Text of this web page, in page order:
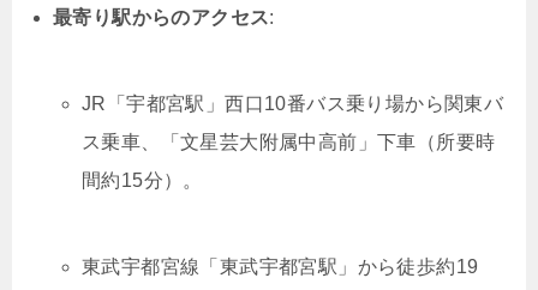
最寄り駅からのアクセス:
JR「宇都宮駅」西口10番バス乗り場から関東バ
ス乗車、「文星芸大附属中高前」下車（所要時
間約15分）。
東武宇都宮線「東武宇都宮駅」から徒歩約19